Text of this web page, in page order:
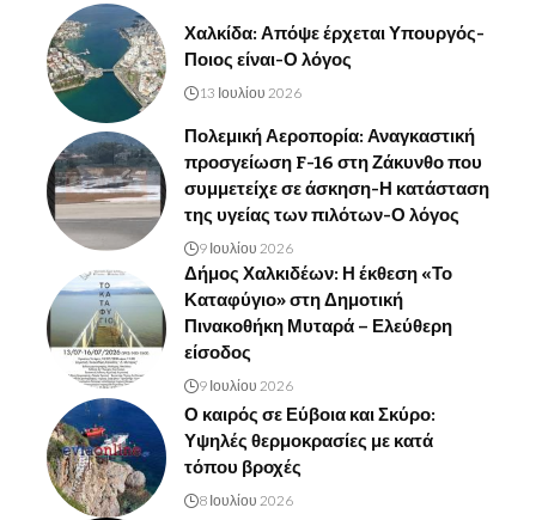
Χαλκίδα: Απόψε έρχεται Υπουργός-
Ποιος είναι-Ο λόγος
13 Ιουλίου 2026
Πολεμική Αεροπορία: Αναγκαστική
προσγείωση F-16 στη Ζάκυνθο που
συμμετείχε σε άσκηση-Η κατάσταση
της υγείας των πιλότων-Ο λόγος
9 Ιουλίου 2026
Δήμος Χαλκιδέων: Η έκθεση «Το
Καταφύγιο» στη Δημοτική
Πινακοθήκη Μυταρά – Ελεύθερη
είσοδος
9 Ιουλίου 2026
Ο καιρός σε Εύβοια και Σκύρο:
Υψηλές θερμοκρασίες με κατά
τόπου βροχές
8 Ιουλίου 2026